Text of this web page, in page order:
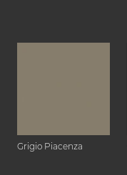
Grigio Piacenza